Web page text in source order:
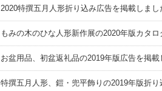
2020特撰五月人形折り込み広告を掲載しまし
もみの木のひな人形新作展の2020年版カタログを掲載しまし
お盆用品、初盆返礼品の2019年版広告を掲載しま
特撰五月人形、鎧・兜平飾りの2019年版折り込み広告を掲載しま